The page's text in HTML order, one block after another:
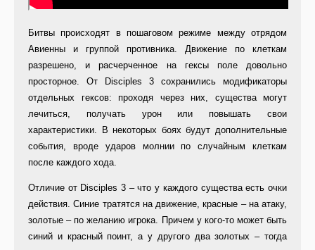
Битвы происходят в пошаговом режиме между отрядом
Авиенны и группой противника. Движение по клеткам
разрешено, и расчерченное на гексы поле довольно
просторное. От Disciples 3 сохранились модификаторы
отдельных гексов: проходя через них, существа могут
лечиться, получать урон или повышать свои
характеристики. В некоторых боях будут дополнительные
события, вроде ударов молнии по случайным клеткам
после каждого хода.
Отличие от Disciples 3 – что у каждого существа есть очки
действия. Синие тратятся на движение, красные – на атаку,
золотые – по желанию игрока. Причем у кого-то может быть
синий и красный поинт, а у другого два золотых – тогда